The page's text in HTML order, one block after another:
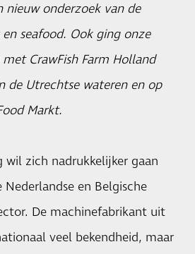
nieuw onderzoek van de
seafood. Ook ging onze
CrawFish Farm Holland
de Utrechtse wateren en op
Markt.
wil zich nadrukkelijker gaan
en Belgische
De machinefabrikant uit
veel bekendheid, maar